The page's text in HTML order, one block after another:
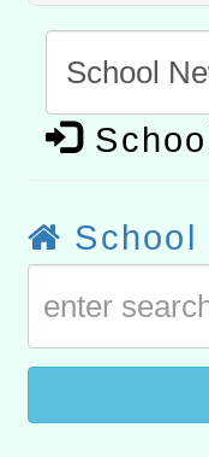
「數
赴陸
轉知
研究
位及
115年
航」
School